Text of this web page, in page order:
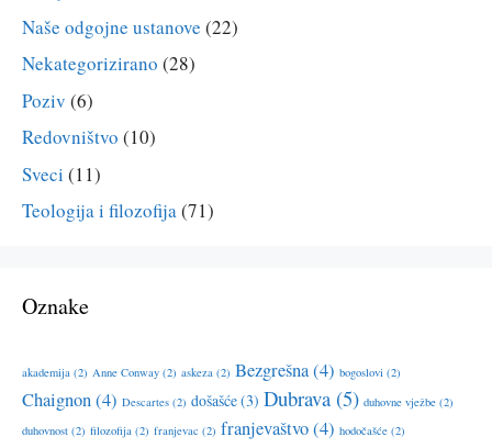
Naše odgojne ustanove (22)
Nekategorizirano (28)
Poziv (6)
Redovništvo (10)
Sveci (11)
Teologija i filozofija(71)
Oznake
akademija (2) Anne Conway (2) askeza (2) Bezgrešna(4) bogoslovi (2)
Chaignon(4) Descartes (2) došašće(3) Dubrava (5) duhovne vježbe (2)
duhovnost (2) filozofija (2) franjevac (2) franjevaštvo(4) hodočašće (2)